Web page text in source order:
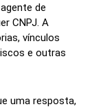
de
CNPJ. A
vínculos
e outras
uma resposta,